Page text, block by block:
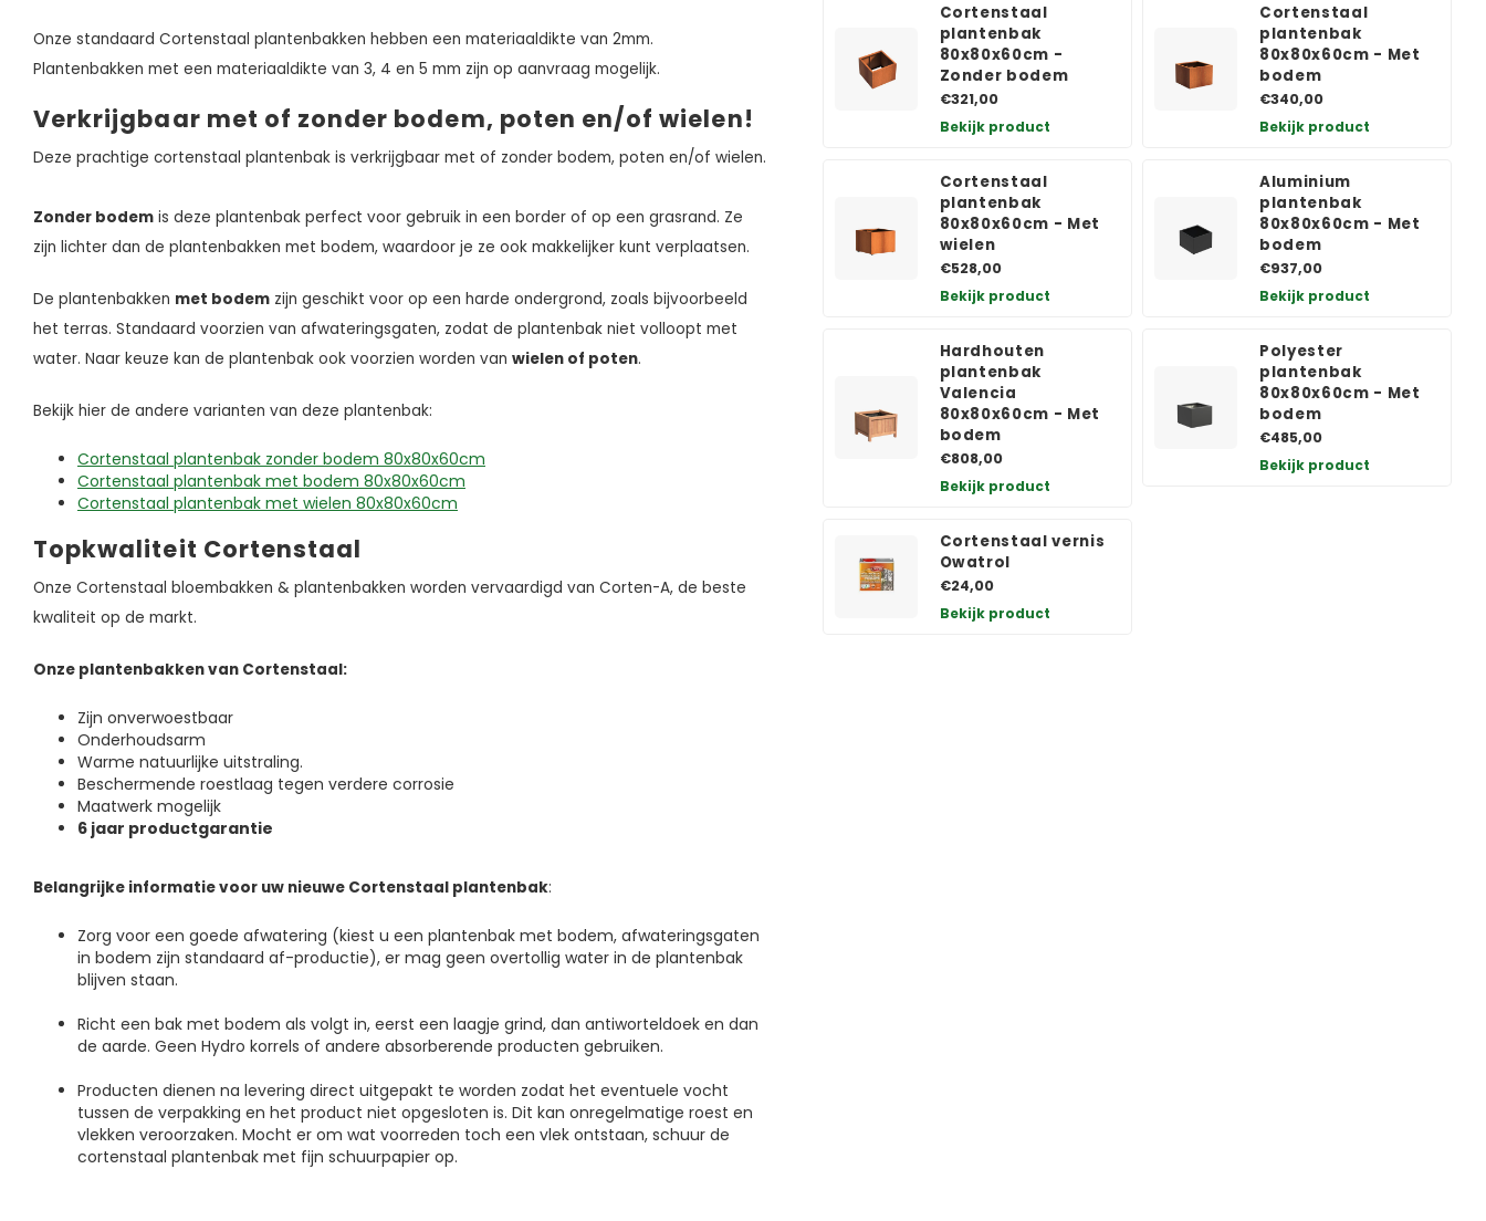
Onze standaard Cortenstaal plantenbakken hebben een materiaaldikte van 2mm.
Plantenbakken met een materiaaldikte van 3, 4 en 5 mm zijn op aanvraag mogelijk.
Verkrijgbaar met of zonder bodem, poten en/of wielen!
Deze prachtige cortenstaal plantenbak is verkrijgbaar met of zonder bodem, poten en/of wielen.
Zonder bodem is deze plantenbak perfect voor gebruik in een border of op een grasrand. Ze
zijn lichter dan de plantenbakken met bodem, waardoor je ze ook makkelijker kunt verplaatsen.
De plantenbakken met bodem zijn geschikt voor op een harde ondergrond, zoals bijvoorbeeld
het terras. Standaard voorzien van afwateringsgaten, zodat de plantenbak niet volloopt met
water. Naar keuze kan de plantenbak ook voorzien worden van wielen of poten.
Bekijk hier de andere varianten van deze plantenbak:
Cortenstaal plantenbak zonder bodem 80x80x60cm
Cortenstaal plantenbak met bodem 80x80x60cm
Cortenstaal plantenbak met wielen 80x80x60cm
Topkwaliteit Cortenstaal
Onze Cortenstaal bloembakken & plantenbakken worden vervaardigd van Corten-A, de beste
kwaliteit op de markt.
Onze plantenbakken van Cortenstaal:
Zijn onverwoestbaar
Onderhoudsarm
Warme natuurlijke uitstraling.
Beschermende roestlaag tegen verdere corrosie
Maatwerk mogelijk
6 jaar productgarantie
Belangrijke informatie voor uw nieuwe Cortenstaal plantenbak:
Zorg voor een goede afwatering (kiest u een plantenbak met bodem, afwateringsgaten
in bodem zijn standaard af-productie), er mag geen overtollig water in de plantenbak
blijven staan.
Richt een bak met bodem als volgt in, eerst een laagje grind, dan antiworteldoek en dan
de aarde. Geen Hydro korrels of andere absorberende producten gebruiken.
Producten dienen na levering direct uitgepakt te worden zodat het eventuele vocht
tussen de verpakking en het product niet opgesloten is. Dit kan onregelmatige roest en
vlekken veroorzaken. Mocht er om wat voorreden toch een vlek ontstaan, schuur de
cortenstaal plantenbak met fijn schuurpapier op.
Cortenstaal
plantenbak
80x80x60cm -
Zonder bodem
€321,00
Bekijk product
Cortenstaal
plantenbak
80x80x60cm - Met
bodem
€340,00
Bekijk product
Cortenstaal
plantenbak
80x80x60cm - Met
wielen
€528,00
Bekijk product
Aluminium
plantenbak
80x80x60cm - Met
bodem
€937,00
Bekijk product
Hardhouten
plantenbak
Valencia
80x80x60cm - Met
bodem
€808,00
Bekijk product
Polyester
plantenbak
80x80x60cm - Met
bodem
€485,00
Bekijk product
Cortenstaal vernis
Owatrol
€24,00
Bekijk product